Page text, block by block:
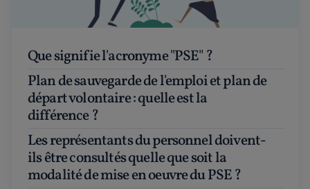
Que signifie l'acronyme "PSE" ?
Plan de sauvegarde de l'emploi et plan de
départ volontaire : quelle est la
différence ?
Les représentants du personnel doivent-
ils être consultés quelle que soit la
modalité de mise en oeuvre du PSE ?